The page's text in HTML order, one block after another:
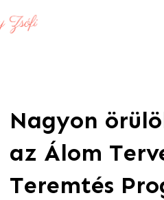
Nagyon
az Álom
Teremtés